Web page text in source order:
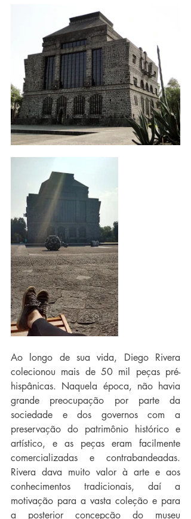
Ao longo de sua vida, Diego Rivera
colecionou mais de 50 mil peças pré-
hispânicas. Naquela época, não havia
grande preocupação por parte da
sociedade e dos governos com a
preservação do patrimônio histórico e
artístico, e as peças eram facilmente
comercializadas e contrabandeadas.
Rivera dava muito valor à arte e aos
conhecimentos tradicionais, daí a
motivação para a vasta coleção e para
a posterior concepção do museu